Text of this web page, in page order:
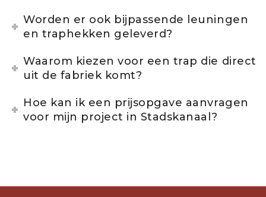
Worden er ook bijpassende leuningen
en traphekken geleverd?
Waarom kiezen voor een trap die direct
uit de fabriek komt?
Hoe kan ik een prijsopgave aanvragen
voor mijn project in Stadskanaal?